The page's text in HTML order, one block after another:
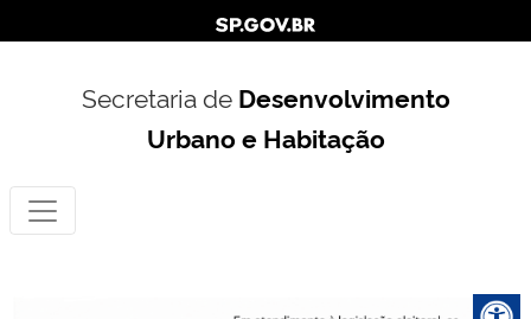
Secretaria de Desenvolvimento
Urbano e Habitação